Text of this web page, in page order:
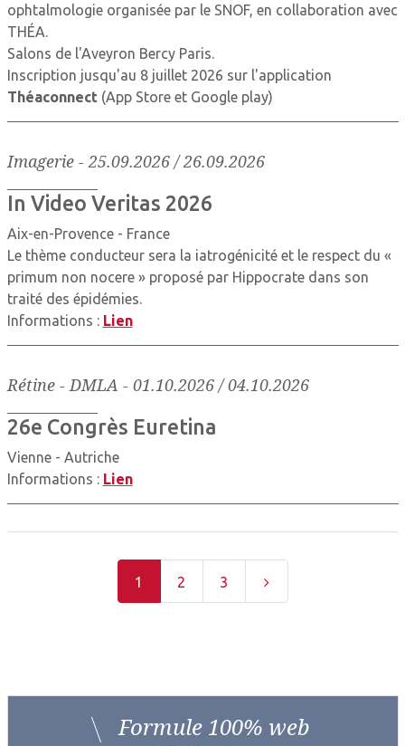
ophtalmologie organisée par le SNOF, en collaboration avec
THÉA.
Salons de l'Aveyron Bercy Paris.
Inscription jusqu'au 8 juillet 2026 sur l'application
Théaconnect (App Store et Google play)
Imagerie-25.09.2026 / 26.09.2026
In Video Veritas 2026
Aix-en-Provence - France
Le thème conducteur sera la iatrogénicité et le respect du «
primum non nocere » proposé par Hippocrate dans son
traité des épidémies.
Informations : Lien
Rétine - DMLA - 01.10.2026 / 04.10.2026
26e Congrès Euretina
Vienne - Autriche
Informations : Lien
1 2 3
Formule 100% web